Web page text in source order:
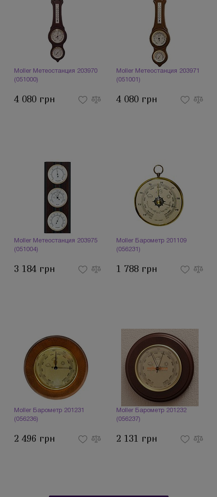
Moller Метеостанция 203970
(051000)
4 080 грн
Moller Метеостанция 203971
(051001)
4 080 грн
Moller Метеостанция 203975
(051004)
3 184 грн
Moller Барометр 201109
(056231)
1 788 грн
Moller Барометр 201231
(056236)
2 496 грн
Moller Барометр 201232
(056237)
2 131 грн